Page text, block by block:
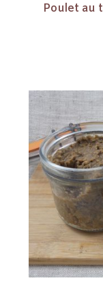
Poulet au